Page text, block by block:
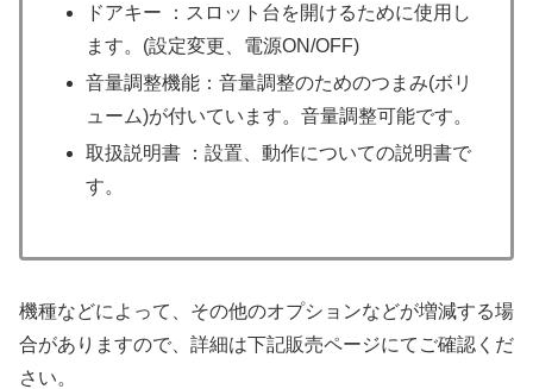
ドアキー ：スロット台を開けるために使用し
ます。(設定変更、電源ON/OFF)
音量調整機能：音量調整のためのつまみ(ボリ
ューム)が付いています。音量調整可能です。
取扱説明書 ：設置、動作についての説明書で
す。
機種などによって、その他のオプションなどが増減する場
合がありますので、詳細は下記販売ページにてご確認くだ
さい。